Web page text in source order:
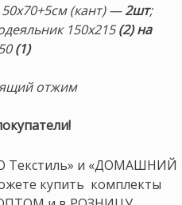
(кант) —2шт;
150х215(2) на
(1)
отжим
Текстиль» и «ДОМАШНИЙ
купить комплекты